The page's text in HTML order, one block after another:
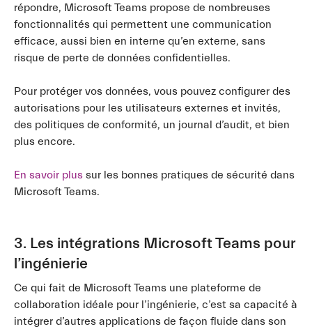
répondre, Microsoft Teams propose de nombreuses
fonctionnalités qui permettent une communication
efficace, aussi bien en interne qu’en externe, sans
risque de perte de données confidentielles.
Pour protéger vos données, vous pouvez configurer des
autorisations pour les utilisateurs externes et invités,
des politiques de conformité, un journal d’audit, et bien
plus encore.
En savoir plus sur les bonnes pratiques de sécurité dans
Microsoft Teams.
3. Les intégrations Microsoft Teams pour
l’ingénierie
Ce qui fait de Microsoft Teams une plateforme de
collaboration idéale pour l’ingénierie, c’est sa capacité à
intégrer d’autres applications de façon fluide dans son